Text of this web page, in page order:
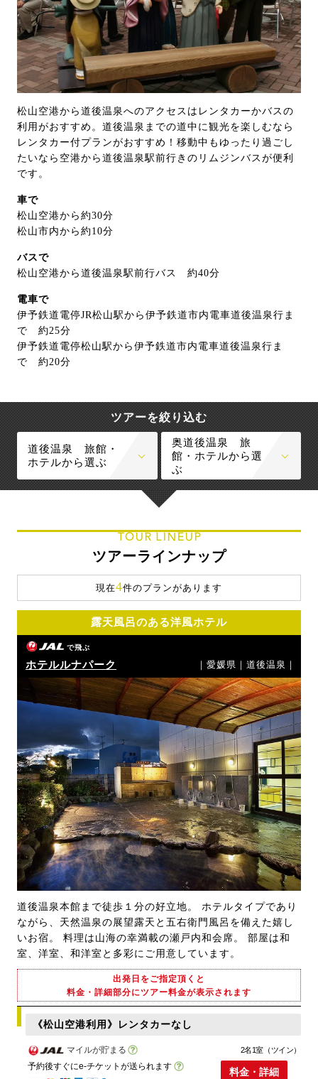
松山空港から道後温泉へのアクセスはレンタカーかバスの
利用がおすすめ。道後温泉までの道中に観光を楽しむなら
レンタカー付プランがおすすめ！移動中もゆったり過ごし
たいなら空港から道後温泉駅前行きのリムジンバスが便利
です。
車で
松山空港から約30分
松山市内から約10分
バスで
松山空港から道後温泉駅前行バス 約40分
電車で
伊予鉄道電停JR松山駅から伊予鉄道市内電車道後温泉行ま
で 約25分
伊予鉄道電停松山駅から伊予鉄道市内電車道後温泉行ま
で 約20分
ツアーを絞り込む
道後温泉 旅館・
ホテルから選ぶ
奥道後温泉 旅
館・ホテルから選
ぶ
TOUR LINEUP
ツアーラインナップ
現在4件のプランがあります
露天風呂のある洋風ホテル
で飛ぶ
ホテルルナパーク ｜愛媛県｜道後温泉｜
道後温泉本館まで徒歩１分の好立地。 ホテルタイプであり
ながら、天然温泉の展望露天と五右衛門風呂を備えた嬉し
いお宿。 料理は山海の幸満載の瀬戸内和会席。 部屋は和
室、洋室、和洋室と多彩にご用意しています。
出発日をご指定頂くと
料金・詳細部分にツアー料金が表示されます
《松山空港利用》レンタカーなし
マイルが貯まる
予約後すぐにe-チケットが送られます
2名1室（ツイン）
料金・詳細